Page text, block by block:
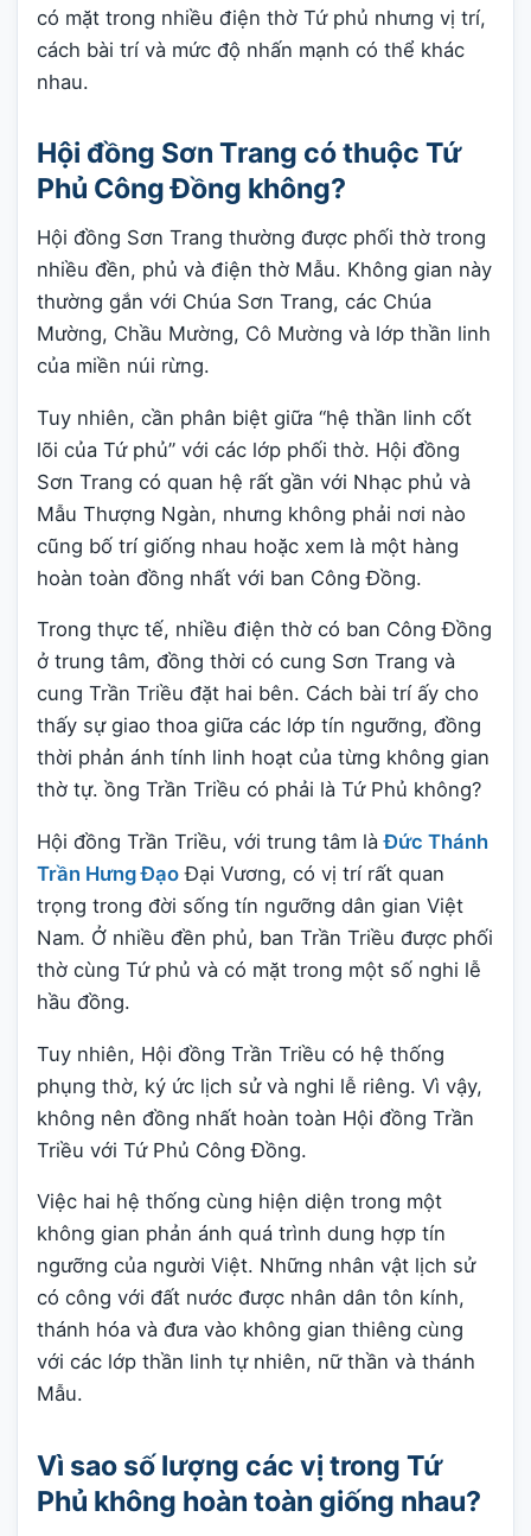
có mặt trong nhiều điện thờ Tứ phủ nhưng vị trí,
cách bài trí và mức độ nhấn mạnh có thể khác
nhau.
Hội đồng Sơn Trang có thuộc Tứ
Phủ Công Đồng không?
Hội đồng Sơn Trang thường được phối thờ trong
nhiều đền, phủ và điện thờ Mẫu. Không gian này
thường gắn với Chúa Sơn Trang, các Chúa
Mường, Chầu Mường, Cô Mường và lớp thần linh
của miền núi rừng.
Tuy nhiên, cần phân biệt giữa “hệ thần linh cốt
lõi của Tứ phủ” với các lớp phối thờ. Hội đồng
Sơn Trang có quan hệ rất gần với Nhạc phủ và
Mẫu Thượng Ngàn, nhưng không phải nơi nào
cũng bố trí giống nhau hoặc xem là một hàng
hoàn toàn đồng nhất với ban Công Đồng.
Trong thực tế, nhiều điện thờ có ban Công Đồng
ở trung tâm, đồng thời có cung Sơn Trang và
cung Trần Triều đặt hai bên. Cách bài trí ấy cho
thấy sự giao thoa giữa các lớp tín ngưỡng, đồng
thời phản ánh tính linh hoạt của từng không gian
thờ tự. ồng Trần Triều có phải là Tứ Phủ không?
Hội đồng Trần Triều, với trung tâm làĐức Thánh
Trần Hưng Đạo Đại Vương, có vị trí rất quan
trọng trong đời sống tín ngưỡng dân gian Việt
Nam. Ở nhiều đền phủ, ban Trần Triều được phối
thờ cùng Tứ phủ và có mặt trong một số nghi lễ
hầu đồng.
Tuy nhiên, Hội đồng Trần Triều có hệ thống
phụng thờ, ký ức lịch sử và nghi lễ riêng. Vì vậy,
không nên đồng nhất hoàn toàn Hội đồng Trần
Triều với Tứ Phủ Công Đồng.
Việc hai hệ thống cùng hiện diện trong một
không gian phản ánh quá trình dung hợp tín
ngưỡng của người Việt. Những nhân vật lịch sử
có công với đất nước được nhân dân tôn kính,
thánh hóa và đưa vào không gian thiêng cùng
với các lớp thần linh tự nhiên, nữ thần và thánh
Mẫu.
Vì sao số lượng các vị trong Tứ
Phủ không hoàn toàn giống nhau?